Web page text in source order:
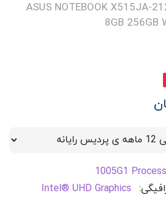
ASUS NOTEBOOK X515JA-
8GB 256GB
1005G1
Intel® UHD Graphics